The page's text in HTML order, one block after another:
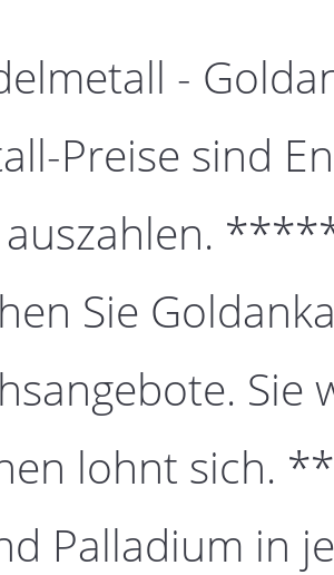
-
Preise sind
Sie
Sie
lohnt sich.
Palladium in